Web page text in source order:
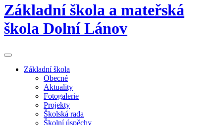
Základní škola a mateřská
škola Dolní Lánov
Základníškola
Obecné
Aktuality
Fotogalerie
Projekty
Školská rada
Školní úspěchy